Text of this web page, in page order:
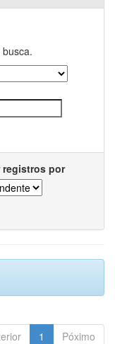
registros por
1 Póximo